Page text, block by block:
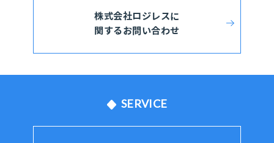
株式会社ロジレスに
関するお問い合わせ
SERVICE